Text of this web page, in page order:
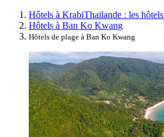
Hôtels à KrabiThaïlande : les hôtels
Hôtels à Ban Ko Kwang
Hôtels de plage à Ban Ko Kwang